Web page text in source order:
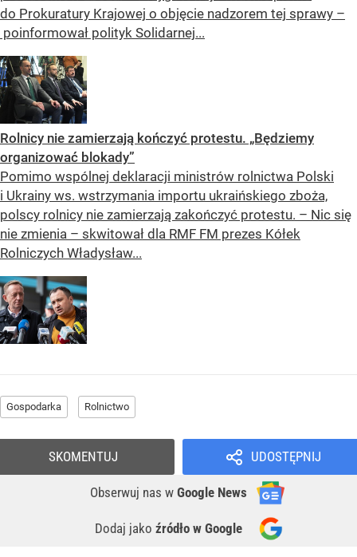
do Prokuratury Krajowej o objęcie nadzorem tej sprawy –
poinformował polityk Solidarnej...
Rolnicy nie zamierzają kończyć protestu. „Będziemy
organizować blokady”
Pomimo wspólnej deklaracji ministrów rolnictwa Polski
i Ukrainy ws. wstrzymania importu ukraińskiego zboża,
polscy rolnicy nie zamierzają zakończyć protestu. – Nic się
nie zmienia – skwitował dla RMF FM prezes Kółek
Rolniczych Władysław...
Gospodarka Rolnictwo
UDOSTĘPNIJ
Obserwuj nas w Google News
Dodaj jako źródło w Google
SKOMENTUJ